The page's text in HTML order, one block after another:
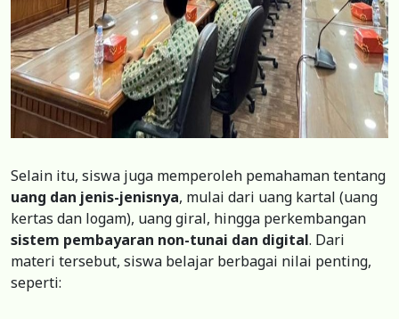
Selain itu, siswa juga memperoleh pemahaman tentang
uang dan jenis-jenisnya, mulai dari uang kartal (uang
kertas dan logam), uang giral, hingga perkembangan
sistem pembayaran non-tunai dan digital. Dari
materi tersebut, siswa belajar berbagai nilai penting,
seperti: